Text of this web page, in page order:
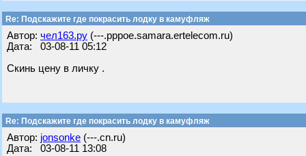
Re: Подскажите где покрасить лодку в камуфляж
Автор: чел163.ру (---.pppoe.samara.ertelecom.ru)
Дата: 03-08-11 05:12
Скинь цену в личку .
Re: Подскажите где покрасить лодку в камуфляж
Автор: jonsonke (---.cn.ru)
Дата: 03-08-11 13:08